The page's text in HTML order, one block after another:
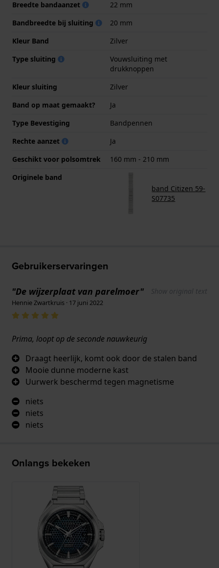
Breedte bandaanzet
22 mm
Bandbreedte bij sluiting
20 mm
Kleur Band
Zilver
Type sluiting
Vouwsluiting met
drukknoppen
Kleur sluiting
Zilver
Band op maat gemaakt?
Ja
Type Bevestiging
Bandpennen
Rechte aanzet
Ja
Geschikt voor polsomtrek
160 mm - 210 mm
Originele band
band Citizen 59-
S07735
Gebruikerservaringen
"De wijzerplaat van parelmoer" Show original text
Hennie Zwartkruis · 17 juni 2022
Prima, loopt op de seconde nauwkeurig
Draagt heerlijk, komt ook door de stalen band
Mooie dunne moderne kast
Uurwerk beschermd tegen magnetisme
niets
niets
niets
Onlangs bekeken